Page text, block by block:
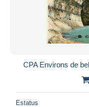
CPA Environs de
Estatus